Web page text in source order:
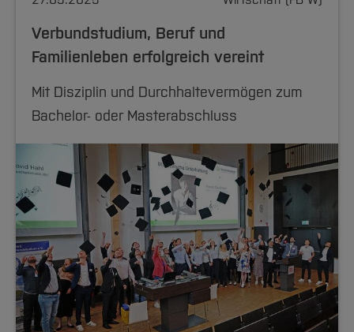
Verbundstudium, Beruf und
Familienleben erfolgreich vereint
Mit Disziplin und Durchhaltevermögen zum
Bachelor- oder Masterabschluss